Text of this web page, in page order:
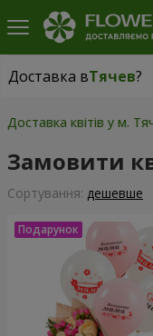
Доставка вТячев?
Доставка вТячев|
Доставка квітів у м.
Замовити
Сортування: дешевше